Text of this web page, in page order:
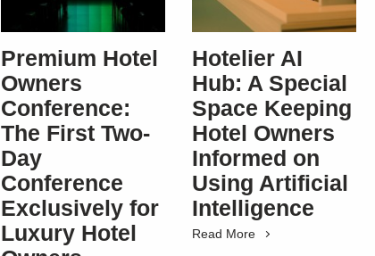
Premium Hotel
Owners
Conference:
The First Two-
Day
Conference
Exclusively for
Luxury Hotel
Hotelier AI
Hub: A Special
Space Keeping
Hotel Owners
Informed on
Using Artificial
Intelligence
Read More